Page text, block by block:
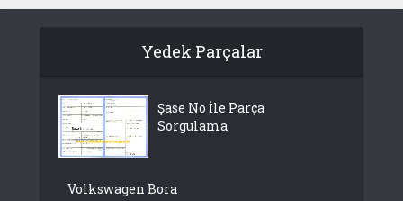
Yedek Parçalar
Şase No İle Parça
Sorgulama
Volkswagen Bora